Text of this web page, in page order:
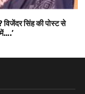
सिंह की पोस्ट से